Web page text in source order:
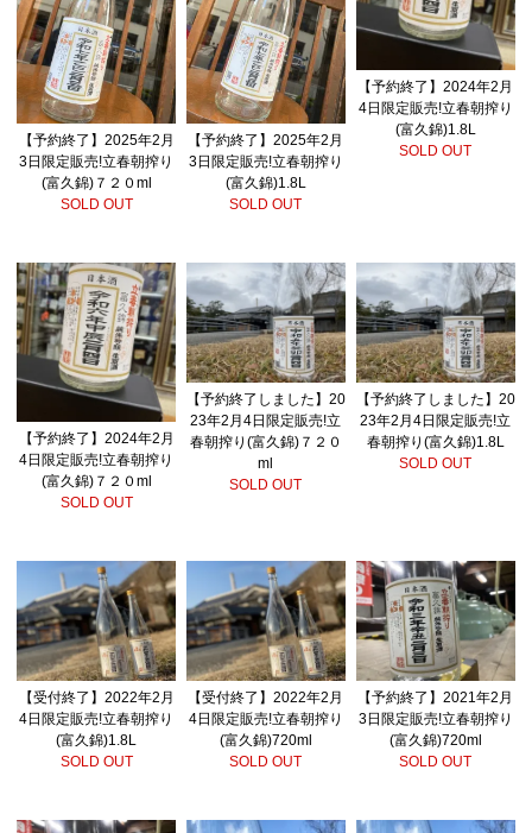
【予約終了】2025年2月
3日限定販売!立春朝搾り
(富久錦)７２０ml
SOLD OUT
【予約終了】2025年2月
3日限定販売!立春朝搾り
(富久錦)1.8L
SOLD OUT
【予約終了】2024年2月
4日限定販売!立春朝搾り
(富久錦)1.8L
SOLD OUT
【予約終了】2024年2月
4日限定販売!立春朝搾り
(富久錦)７２０ml
SOLD OUT
【予約終了しました】20
23年2月4日限定販売!立
春朝搾り(富久錦)７２０
ml
SOLD OUT
【予約終了しました】20
23年2月4日限定販売!立
春朝搾り(富久錦)1.8L
SOLD OUT
【受付終了】2022年2月
4日限定販売!立春朝搾り
(富久錦)1.8L
SOLD OUT
【受付終了】2022年2月
4日限定販売!立春朝搾り
(富久錦)720ml
SOLD OUT
【予約終了】2021年2月
3日限定販売!立春朝搾り
(富久錦)720ml
SOLD OUT